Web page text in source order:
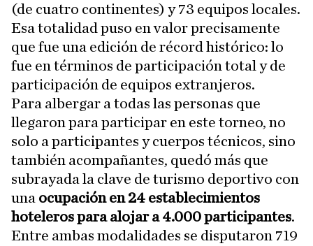
(de cuatro continentes) y 73 equipos locales.
Esa totalidad puso en valor precisamente
que fue una edición de récord histórico: lo
fue en términos de participación total y de
participación de equipos extranjeros.
Para albergar a todas las personas que
llegaron para participar en este torneo, no
solo a participantes y cuerpos técnicos, sino
también acompañantes, quedó más que
subrayada la clave de turismo deportivo con
una ocupación en 24 establecimientos
hoteleros para alojar a 4.000 participantes.
Entre ambas modalidades se disputaron 719